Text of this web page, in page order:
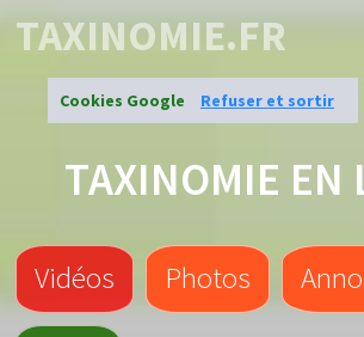
Cookies Google Refuser et sortir
TAXINOMIE.FR
TAXINOMIE EN
Vidéos Photos